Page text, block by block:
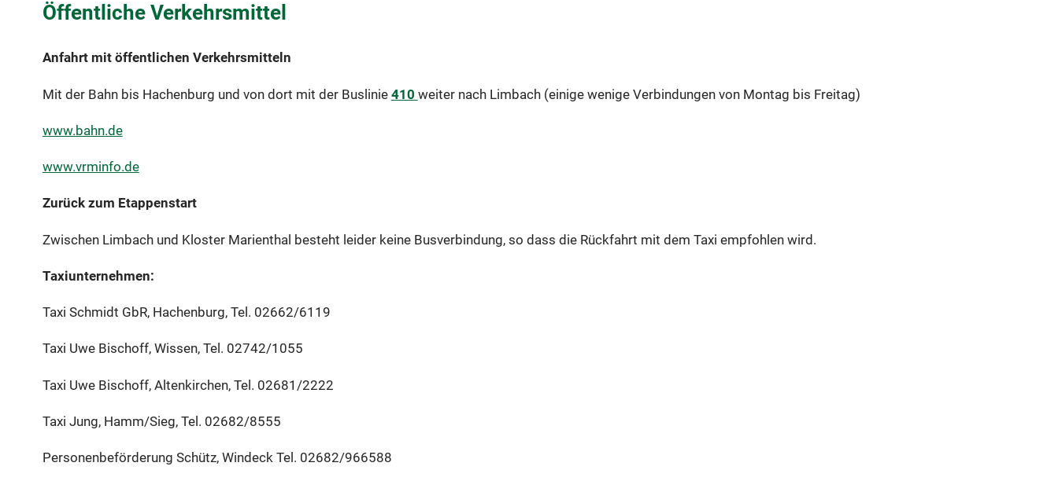
Öffentliche Verkehrsmittel
Anfahrt mit öffentlichen Verkehrsmitteln
Mit der Bahn bis Hachenburg und von dort mit der Buslinie 410 weiter nach Limbach (einige wenige Verbindungen von Montag bis Freitag)
www.bahn.de
www.vrminfo.de
Zurück zum Etappenstart
Zwischen Limbach und Kloster Marienthal besteht leider keine Busverbindung, so dass die Rückfahrt mit dem Taxi empfohlen wird.
Taxiunternehmen:
Taxi Schmidt GbR, Hachenburg, Tel. 02662/6119
Taxi Uwe Bischoff, Wissen, Tel. 02742/1055
Taxi Uwe Bischoff, Altenkirchen, Tel. 02681/2222
Taxi Jung, Hamm/Sieg, Tel. 02682/8555
Personenbeförderung Schütz, Windeck Tel. 02682/966588